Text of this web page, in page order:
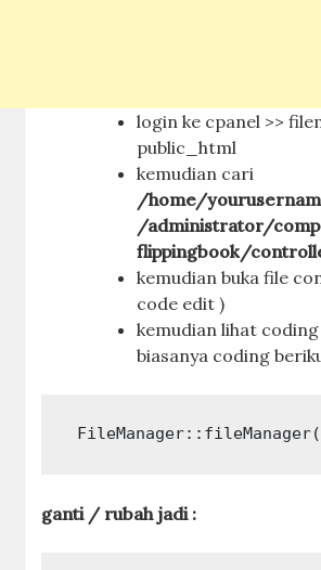
login ke cpanel >>
public_html
kemudian cari
/home/
/administrator/
flippingbook/
kemudian buka file
code edit )
kemudian lihat
biasanya coding
ganti / rubah jadi :